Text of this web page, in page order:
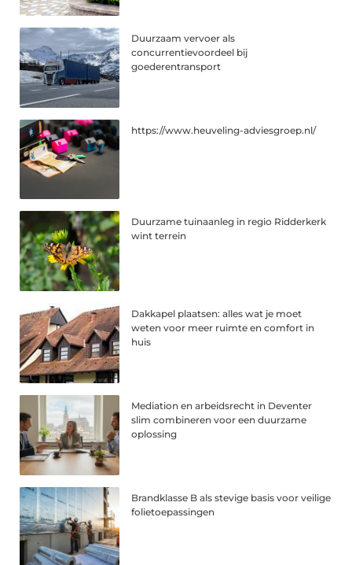
Duurzaam vervoer als
concurrentievoordeel bij
goederentransport
https://www.heuveling-adviesgroep.nl/
Duurzame tuinaanleg in regio Ridderkerk
wint terrein
Dakkapel plaatsen: alles wat je moet
weten voor meer ruimte en comfort in
huis
Mediation en arbeidsrecht in Deventer
slim combineren voor een duurzame
oplossing
Brandklasse B als stevige basis voor veilige
folietoepassingen